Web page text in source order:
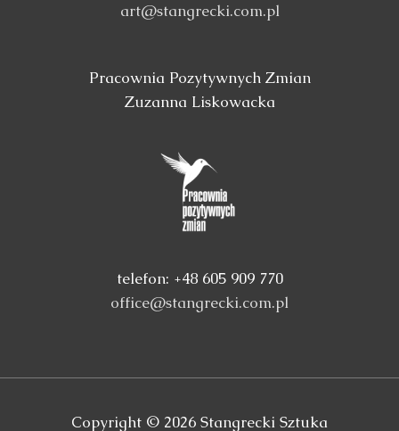
art@stangrecki.com.pl
Pracownia Pozytywnych Zmian
Zuzanna Liskowacka
telefon: +48 605 909 770
office@stangrecki.com.pl
Copyright © 2026 Stangrecki Sztuka